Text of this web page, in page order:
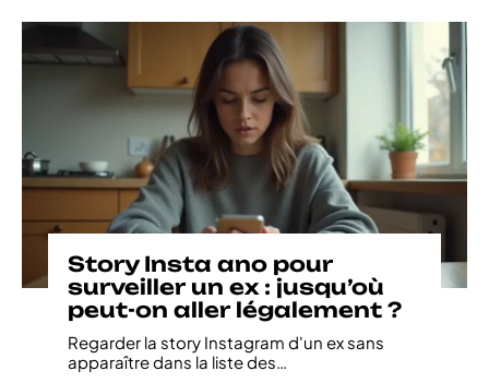
Story Insta ano pour
surveiller un ex : jusqu’où
peut-on aller légalement ?
Regarder la story Instagram d'un ex sans
apparaître dans la liste des…